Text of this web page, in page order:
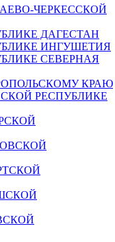
ЧЕРКЕССКОЙ
ДАГЕСТАН
ИНГУШЕТИЯ
СЕВЕРНАЯ
КРАЮ
РЕСПУБЛИКЕ